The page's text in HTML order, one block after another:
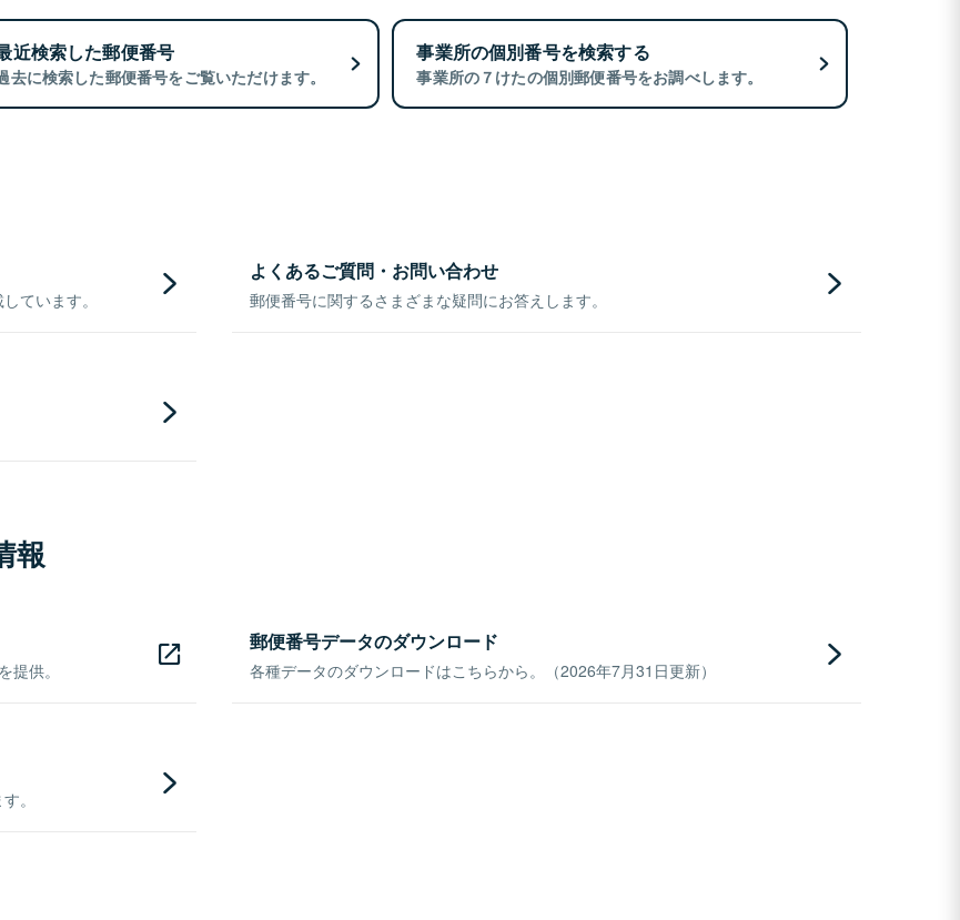
近検索した郵便番号
去に検索した郵便番号をご覧いただけます。
事業所の個別番号を検索する
事業所の７けたの個別郵便番号をお調べします。
ています。
よくあるご質問・お問い合わせ
郵便番号に関するさまざまな疑問にお答えします。
報
供。
郵便番号データのダウンロード
各種データのダウンロードはこちらから。（2026年7月31日更新）
。